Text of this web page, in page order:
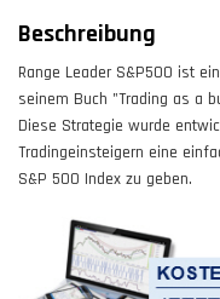
Beschreibung
Range Leader S&P500 ist
seinem Buch "Trading as a
Diese Strategie wurde
Tradingeinsteigern eine
S&P 500 Index zu geben.